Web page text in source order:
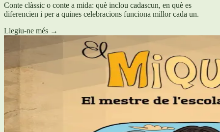
Conte clàssic o conte a mida: què inclou cadascun, en què es
diferencien i per a quines celebracions funciona millor cada un.
Llegiu-ne més →